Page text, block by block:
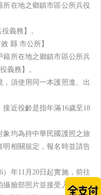
在地之鄉鎮市區公所兵役
義務】。
縣 市公所】
所在地之鄉鎮市區公所兵
義務】。
須使用同一本護照進、出
近役齡是指年滿16歲至18
均為持中華民國護照之旅
明相關規定，報名時並請告
年11月20日起實施，前往
攝臉部照片並接受入境審查